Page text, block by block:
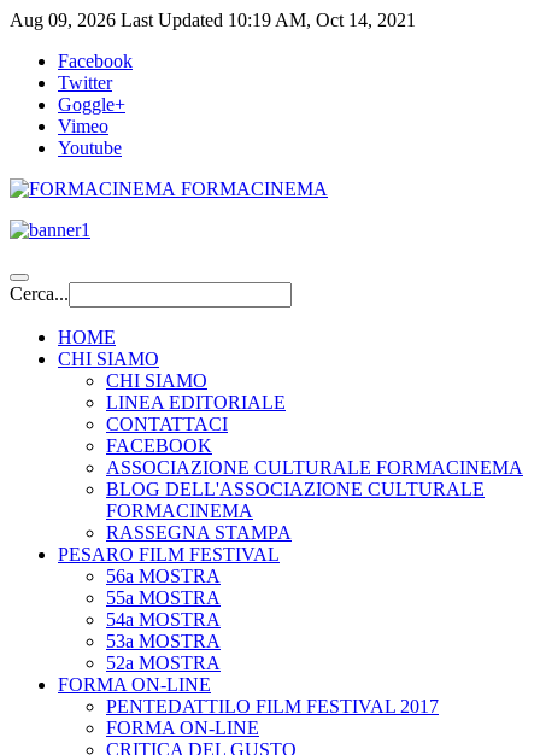
Aug 09, 2026 Last Updated 10:19 AM, Oct 14, 2021
Facebook
Twitter
Goggle+
Vimeo
Youtube
FORMACINEMA
Cerca...
HOME
CHI SIAMO
CHI SIAMO
LINEA EDITORIALE
CONTATTACI
FACEBOOK
ASSOCIAZIONE CULTURALE FORMACINEMA
BLOG DELL'ASSOCIAZIONE CULTURALE
FORMACINEMA
RASSEGNA STAMPA
PESARO FILM FESTIVAL
56a MOSTRA
55a MOSTRA
54a MOSTRA
53a MOSTRA
52a MOSTRA
FORMA ON-LINE
PENTEDATTILO FILM FESTIVAL 2017
FORMA ON-LINE
CRITICA DEL GUSTO